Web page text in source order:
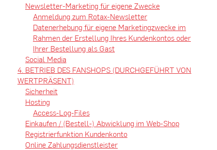
Newsletter-Marketing für eigene Zwecke
Anmeldung zum Rotax-Newsletter
Datenerhebung für eigene Marketingzwecke im
Rahmen der Erstellung Ihres Kundenkontos oder
Ihrer Bestellung als Gast
Social Media
4. BETRIEB DES FANSHOPS (DURCHGEFÜHRT VON
WERTPRÄSENT)
Sicherheit
Hosting
Access-Log-Files
Einkaufen / (Bestell-) Abwicklung im Web-Shop
Registrierfunktion Kundenkonto
Online Zahlungsdienstleister